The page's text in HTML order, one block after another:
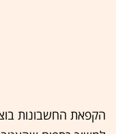
הקפאת החשבונות